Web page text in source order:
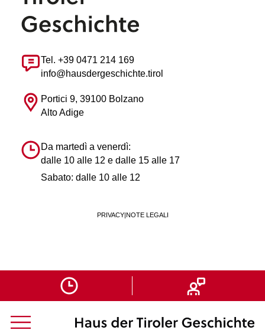
Tel. +39 0471 214 169
info@hausdergeschichte.tirol
Portici 9, 39100 Bolzano
Alto Adige
Da martedì a venerdì:
dalle 10 alle 12 e dalle 15 alle 17
Sabato: dalle 10 alle 12
PRIVACY|NOTE LEGALI